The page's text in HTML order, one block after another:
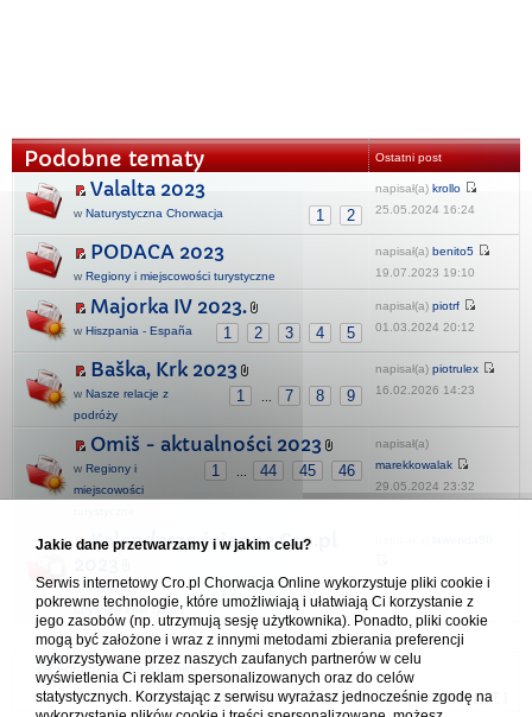
Podobne tematy Ostatni post
Valalta 2023
1 2
w Naturystyczna Chorwacja
napisał(a) krollo
25.05.2024 16:24
PODACA 2023
w Regiony i miejscowości turystyczne
napisał(a) benito5
19.07.2023 19:10
Majorka IV 2023.
1 2 3 4 5
w Hiszpania - España
napisał(a) piotrf
01.03.2024 20:12
Baška, Krk 2023
1 7 8 9
w Nasze relacje z
podróży
napisał(a) piotrulex
16.02.2026 14:23
Omiš - aktualności 2023
1 44 45 46
w Regiony i
miejscowości
napisał(a)
marekkowalak
29.05.2024 23:32
Kalendarze ścienne Cro.pl
1 ... 9 10 11
wRozmowy o
turystyce i nie tylko
26.12.2022 20:53
Forum Chorwacja Online - Cro.pl
Usuń ciasteczka• Strefa czasowa: UTC + 1 (Polska - czas zimowy) [ DST
Jakie dane przetwarzamy i w jakim celu?
Serwis internetowy Cro.pl Chorwacja Online wykorzystuje pliki cookie i
pokrewne technologie, które umożliwiają i ułatwiają Ci korzystanie z
jego zasobów (np. utrzymują sesję użytkownika). Ponadto, pliki cookie
mogą być założone i wraz z innymi metodami zbierania preferencji
wykorzystywane przez naszych zaufanych partnerów w celu
wyświetlenia Ci reklam spersonalizowanych oraz do celów
statystycznych. Korzystając z serwisu wyrażasz jednocześnie zgodę na